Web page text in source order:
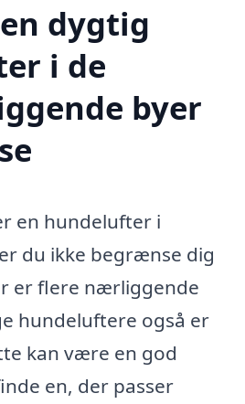
dygtig
i de
byer
en hundelufter i
du ikke begrænse dig
er flere nærliggende
hundeluftere også er
kan være en god
en, der passer